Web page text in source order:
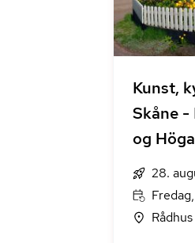
Kunst,
Skåne
og
28.